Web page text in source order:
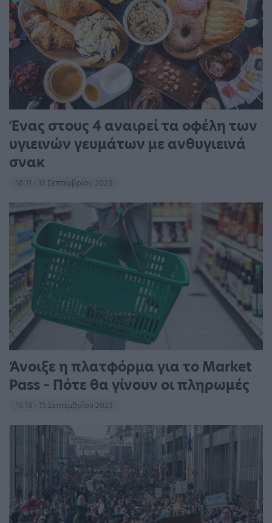
Ένας στους 4 αναιρεί τα οφέλη των
υγιεινών γευμάτων με ανθυγιεινά
σνακ
18:11 - 15 Σεπτεμβρίου 2023
Άνοιξε η πλατφόρμα για το Market
Pass – Πότε θα γίνουν οι πληρωμές
15:13 - 15 Σεπτεμβρίου 2023